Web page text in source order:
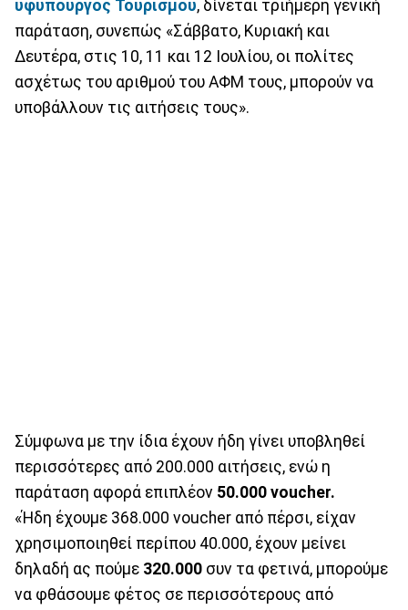
υφυπουργός Τουρισμού, δίνεται τριήμερη γενική
παράταση, συνεπώς «Σάββατο, Κυριακή και
Δευτέρα, στις 10, 11 και 12 Ιουλίου, οι πολίτες
ασχέτως του αριθμού του ΑΦΜ τους, μπορούν να
υποβάλλουν τις αιτήσεις τους».
Σύμφωνα με την ίδια έχουν ήδη γίνει υποβληθεί
περισσότερες από 200.000 αιτήσεις, ενώ η
παράταση αφορά επιπλέον 50.000 voucher.
«Ήδη έχουμε 368.000 voucher από πέρσι, είχαν
χρησιμοποιηθεί περίπου 40.000, έχουν μείνει
δηλαδή ας πούμε 320.000 συν τα φετινά, μπορούμε
να φθάσουμε φέτος σε περισσότερους από